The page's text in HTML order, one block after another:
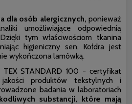
dla osób alergicznych, ponieważ
umożliwiające odpowiednią
tym właściwościom tkanina
higieniczny sen. Kołdra jest
wykończona lamówką.
TEX STANDARD 100 - certyfikat
produktów tekstylnych i
badania w laboratoriach
substancji, które mają